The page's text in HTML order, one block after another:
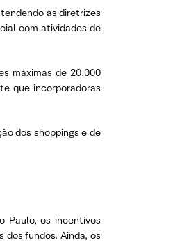
as diretrizes
com atividades de
máximas de 20.000
que incorporadoras
dos shoppings e de
Paulo, os incentivos
fundos. Ainda, os